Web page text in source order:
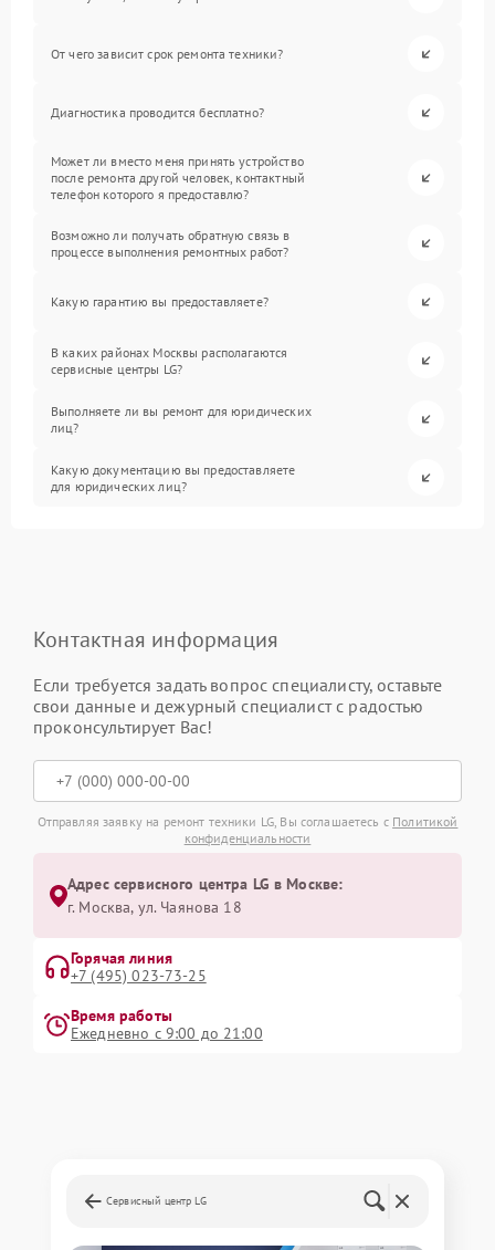
От чего зависит срок ремонта техники?
Диагностика проводится бесплатно?
Может ли вместо меня принять устройство
после ремонта другой человек, контактный
телефон которого я предоставлю?
Возможно ли получать обратную связь в
процессе выполнения ремонтных работ?
Какую гарантию вы предоставляете?
В каких районах Москвы располагаются
сервисные центры LG?
Выполняете ли вы ремонт для юридических
лиц?
Какую документацию вы предоставляете
для юридических лиц?
Контактная информация
Если требуется задать вопрос специалисту, оставьте
свои данные и дежурный специалист с радостью
проконсультирует Вас!
Отправляя заявку на ремонт техники LG, Вы соглашаетесь с Политикой
конфиденциальности
Адрес сервисного центра LG в Москве:
г. Москва, ул. Чаянова 18
Горячая линия
+7 (495) 023-73-25
Время работы
Ежедневно с 9:00 до 21:00
Сервисный центр LG